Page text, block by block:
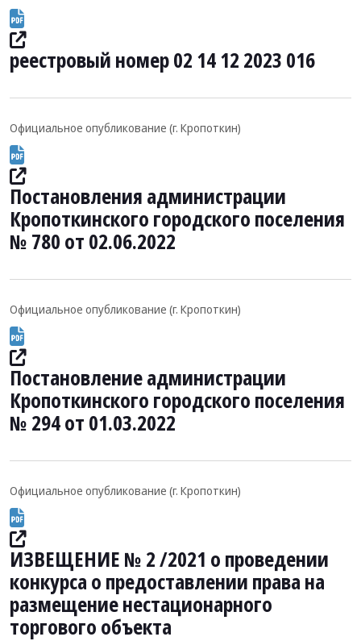
реестровый номер 02 14 12 2023 016
Официальное опубликование (г. Кропоткин)
Постановления администрации
Кропоткинского городского поселения
№ 780 от 02.06.2022
Официальное опубликование (г. Кропоткин)
Постановление администрации
Кропоткинского городского поселения
№ 294 от 01.03.2022
Официальное опубликование (г. Кропоткин)
ИЗВЕЩЕНИЕ № 2 /2021 о проведении
конкурса о предоставлении права на
размещение нестационарного
торгового объекта